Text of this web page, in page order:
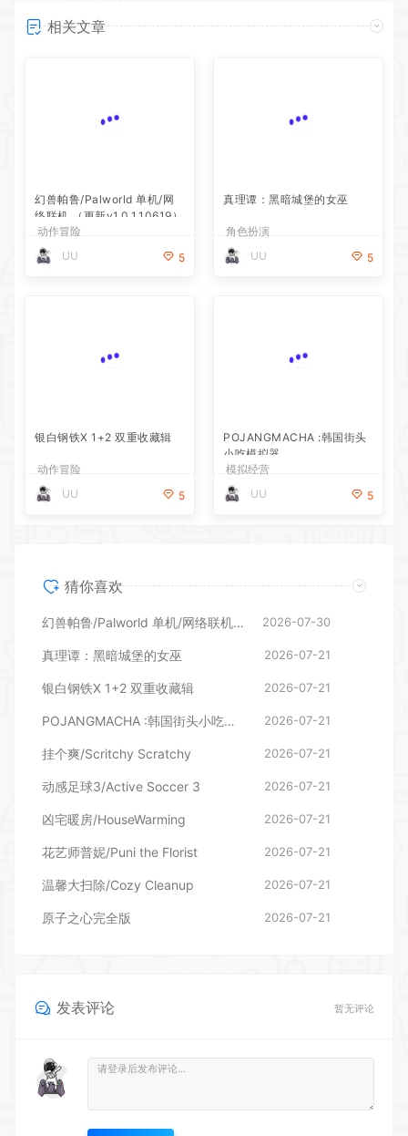
相关文章
UU
猜你喜欢
银白钢铁X 1+2 双重收藏辑
POJANGMACHA :韩国街头小吃模拟器 2026-07-21
挂个爽/Scritchy Scratchy 2026-07-21
动感足球3/Active Soccer 3 2026-07-21
凶宅暖房/HouseWarming 2026-07-21
花艺师普妮/Puni the Florist 2026-07-21
温馨大扫除/Cozy Cleanup 2026-07-21
原子之心完全版 2026-07-21
发表评论